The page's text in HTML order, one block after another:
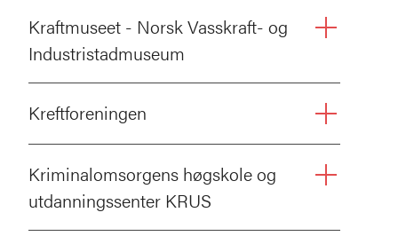
Kraftmuseet - Norsk Vasskraft- og
Industristadmuseum
Kreftforeningen
Kriminalomsorgens høgskole og
utdanningssenter KRUS